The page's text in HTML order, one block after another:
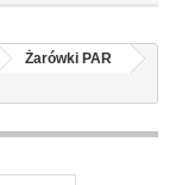
Żarówki PAR